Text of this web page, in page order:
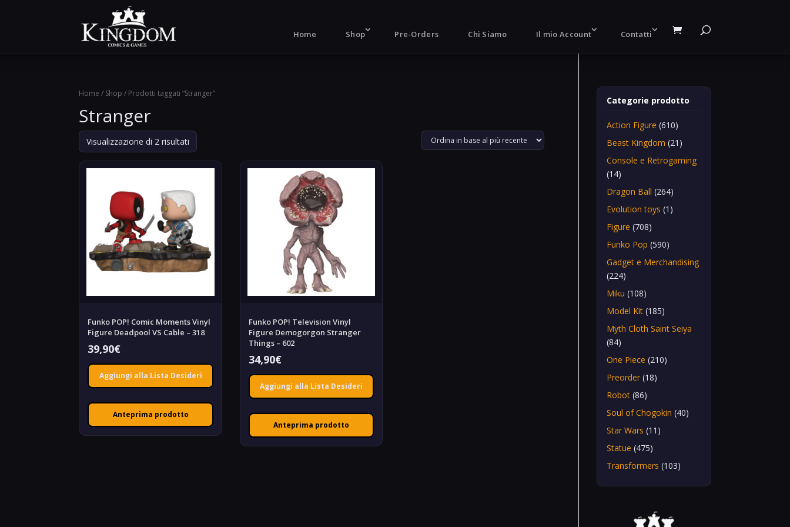
Home Shop Pre-Orders Chi Siamo Il mio Account Contatti
Home / Shop / Prodotti taggati “Stranger”
Stranger
Visualizzazione di 2 risultati
in
base
più
recente
Funko POP! Comic Moments Vinyl
Figure Deadpool VS Cable – 318
39,90€
Aggiungi alla Lista Desideri
Anteprima prodotto
Funko POP! Television Vinyl
Figure Demogorgon Stranger
Things – 602
34,90€
Aggiungi alla Lista Desideri
Anteprima prodotto
Categorie prodotto
Action Figure (610)
Beast Kingdom (21)
Console e Retrogaming
(14)
Dragon Ball (264)
Evolution toys (1)
Figure (708)
Funko Pop (590)
Gadget e Merchandising
(224)
Miku (108)
Model Kit (185)
Myth Cloth Saint Seiya
(84)
One Piece (210)
Preorder (18)
Robot (86)
Soul of Chogokin (40)
Star Wars (11)
Statue (475)
Transformers (103)